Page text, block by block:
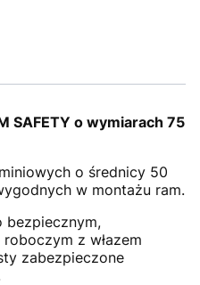
SAFETY o wymiarach 75
o średnicy 50
w montażu ram.
bezpiecznym,
z włazem
zabezpieczone